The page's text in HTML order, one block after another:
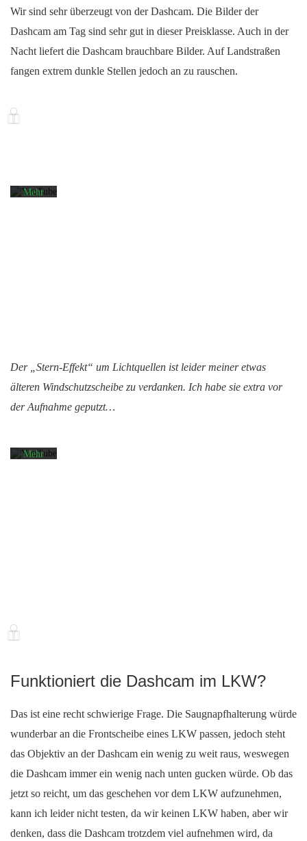
Wir sind sehr überzeugt von der Dashcam. Die Bilder der
Dashcam am Tag sind sehr gut in dieser Preisklasse. Auch in der
Nacht liefert die Dashcam brauchbare Bilder. Auf Landstraßen
fangen extrem dunkle Stellen jedoch an zu rauschen.
Mit
Mehr
Der „Stern-Effekt“ um Lichtquellen ist leider meiner etwas
älteren Windschutzscheibe zu verdanken. Ich habe sie extra vor
der Aufnahme geputzt…
Laden
des
Videos
Sie die
Mehr
Funktioniert die Dashcam im LKW?
Das ist eine recht schwierige Frage. Die Saugnapfhalterung würde
wunderbar an die Frontscheibe eines LKW passen, jedoch steht
das Objektiv an der Dashcam ein wenig zu weit raus, weswegen
die Dashcam immer ein wenig nach unten gucken würde. Ob das
jetzt so reicht, um das geschehen vor dem LKW aufzunehmen,
kann ich leider nicht testen, da wir keinen LKW haben, aber wir
denken, dass die Dashcam trotzdem viel aufnehmen wird, da